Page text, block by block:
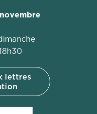
lettres